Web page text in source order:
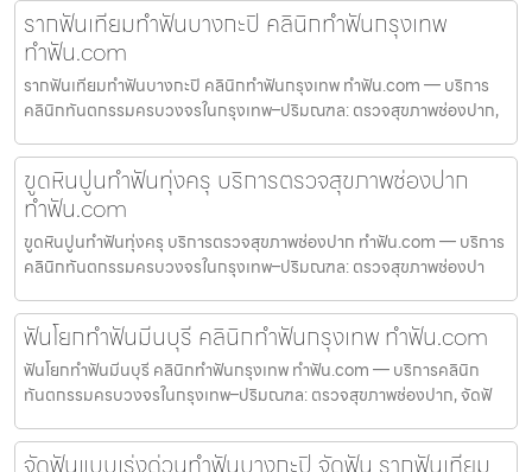
รากฟันเทียมทำฟันบางกะปิ คลินิกทำฟันกรุงเทพ
ทำฟัน.com
รากฟันเทียมทำฟันบางกะปิ คลินิกทำฟันกรุงเทพ ทำฟัน.com — บริการ
คลินิกทันตกรรมครบวงจรในกรุงเทพ–ปริมณฑล: ตรวจสุขภาพช่องปาก,
ขูดหินปูนทำฟันทุ่งครุ บริการตรวจสุขภาพช่องปาก
ทำฟัน.com
ขูดหินปูนทำฟันทุ่งครุ บริการตรวจสุขภาพช่องปาก ทำฟัน.com — บริการ
คลินิกทันตกรรมครบวงจรในกรุงเทพ–ปริมณฑล: ตรวจสุขภาพช่องปา
ฟันโยกทำฟันมีนบุรี คลินิกทำฟันกรุงเทพ ทำฟัน.com
ฟันโยกทำฟันมีนบุรี คลินิกทำฟันกรุงเทพ ทำฟัน.com — บริการคลินิก
ทันตกรรมครบวงจรในกรุงเทพ–ปริมณฑล: ตรวจสุขภาพช่องปาก, จัดฟั